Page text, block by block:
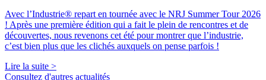
Avec l’Industrie® repart en tournée avec le NRJ Summer Tour 2026
! Après une première édition qui a fait le plein de rencontres et de
découvertes, nous revenons cet été pour montrer que l’industrie,
c’est bien plus que les clichés auxquels on pense parfois !
Lire la suite >
Consultez d'autres actualités